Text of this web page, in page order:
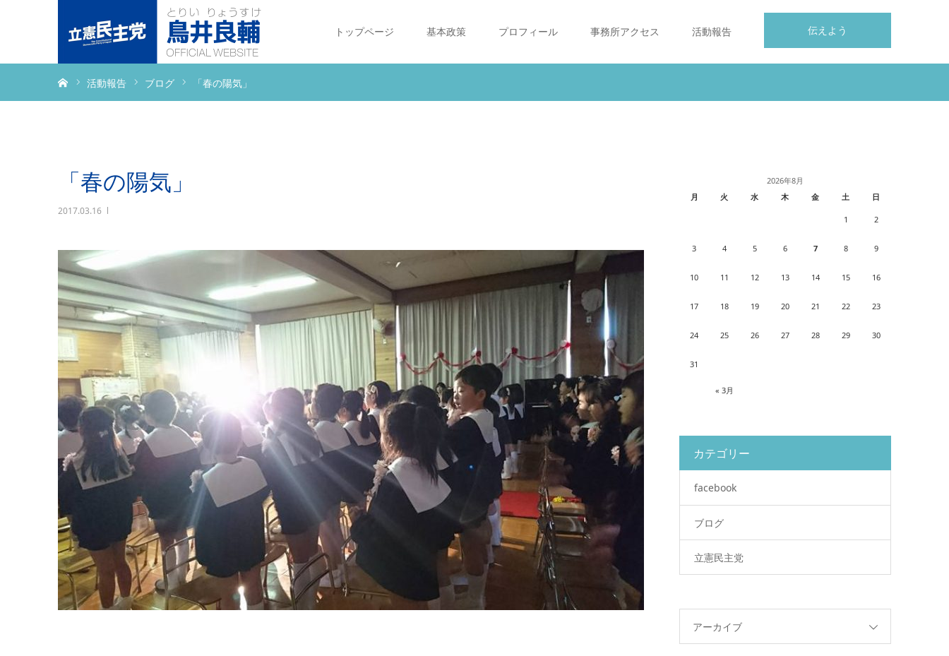
伝えよう
トップページ 基本政策 プロフィール 事務所アクセス 活動報告
活動報告 ブログ 「春の陽気」
「春の陽気」
2017.03.16
2026年8月
月
火 水 木 金 土 日
« 3月
1 2
3 4 5 6 7 8 9
10 11 12 13 14 15 16
17 18 19 20 21 22 23
24 25 26 27 28 29 30
31
カテゴリー
facebook
ブログ
立憲民主党
アーカイブ